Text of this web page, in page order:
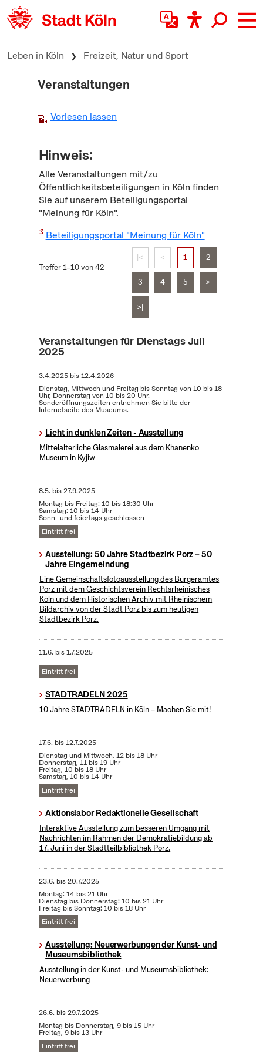
zum Inhalt springen
Leben in Köln Freizeit, Natur und Sport
Veranstaltungen
Vorlesen lassen
Hinweis:
Alle Veranstaltungen mit/zu
Öffentlichkeitsbeteiligungen in Köln finden
Sie auf unserem Beteiligungsportal
"Meinung für Köln".
Beteiligungsportal "Meinung für Köln"
Treffer 1–10 von 42
|< < 1 2
3 4 5 >
>|
Veranstaltungen für Dienstags Juli
2025
3.4.2025bis12.4.2026
Dienstag, Mittwoch und Freitag bis Sonntag von 10 bis 18
Uhr, Donnerstag von 10 bis 20 Uhr.
Sonderöffnungszeiten entnehmen Sie bitte der
Internetseite des Museums.
Licht in dunklen Zeiten - Ausstellung
Mittelalterliche Glasmalerei aus dem Khanenko
Museum in Kyjiw
8.5. bis27.9.2025
Montag bis Freitag: 10 bis 18:30 Uhr
Samstag: 10 bis 14 Uhr
Sonn- und feiertags geschlossen
Eintritt frei
Ausstellung: 50 Jahre Stadtbezirk Porz – 50
Jahre Eingemeindung
Eine Gemeinschaftsfotoausstellung des Bürgeramtes
Porz mit dem Geschichtsverein Rechtsrheinisches
Köln und dem Historischen Archiv mit Rheinischem
Bildarchiv von der Stadt Porz bis zum heutigen
Stadtbezirk Porz.
11.6. bis1.7.2025
Eintritt frei
STADTRADELN 2025
10 Jahre STADTRADELN in Köln – Machen Sie mit!
17.6. bis12.7.2025
Dienstag und Mittwoch, 12 bis 18 Uhr
Donnerstag, 11 bis 19 Uhr
Freitag, 10 bis 18 Uhr
Samstag, 10 bis 14 Uhr
Eintritt frei
Aktionslabor Redaktionelle Gesellschaft
Interaktive Ausstellung zum besseren Umgang mit
Nachrichten im Rahmen der Demokratiebildung ab
17. Juni in der Stadtteilbibliothek Porz.
23.6. bis20.7.2025
Montag: 14 bis 21 Uhr
Dienstag bis Donnerstag: 10 bis 21 Uhr
Freitag bis Sonntag: 10 bis 18 Uhr
Eintritt frei
Ausstellung: Neuerwerbungen der Kunst- und
Museumsbibliothek
Ausstellung in der Kunst- und Museumsbibliothek:
Neuerwerbung
26.6. bis29.7.2025
Montag bis Donnerstag, 9 bis 15 Uhr
Freitag, 9 bis 13 Uhr
Eintritt frei